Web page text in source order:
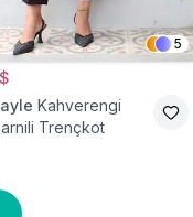
5
Kahverengi
Trençkot